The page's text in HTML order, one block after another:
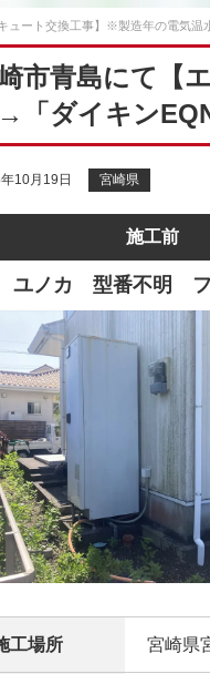
ュート交換工事】※製造年の電気
市青島にて【
「ダイキン
10月19日 宮崎県
施工前
ユノカ 型番不明 フ
工場所 宮崎県